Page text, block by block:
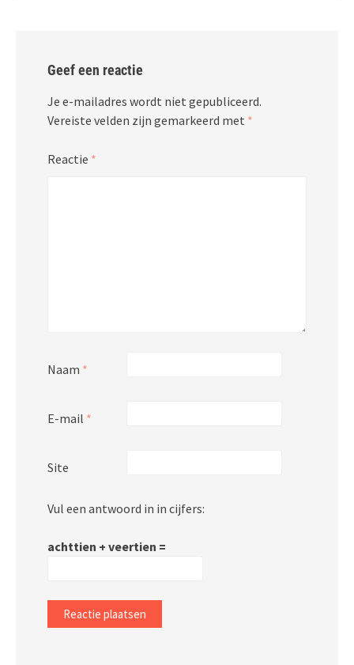
Geef een reactie
Je e-mailadres wordt niet gepubliceerd.
Vereiste velden zijn gemarkeerd met *
Reactie *
Naam *
E-mail *
Site
Vul een antwoord in in cijfers:
achttien + veertien =